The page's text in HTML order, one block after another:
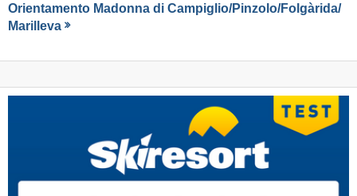
Orientamento Madonna di Campiglio/​Pinzolo/​Folgàrida/​
Marilleva